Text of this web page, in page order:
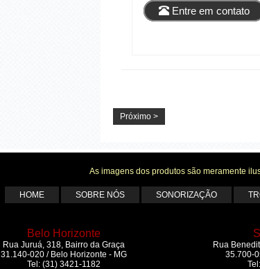
Entre em contato
Próximo >
As imagens dos produtos são meramente
HOME SOBRE NÓS SONORIZAÇÃO
Belo Horizonte
Rua Juruá, 318, Bairro da Graça
31.140-020 / Belo Horizonte - MG
Tel: (31) 3421-1182
Rua
35.700-